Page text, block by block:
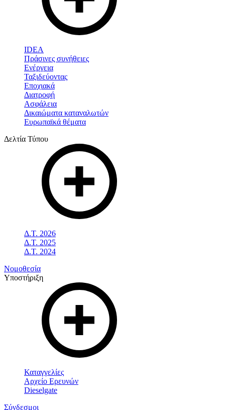
IDEA
Πράσινες συνήθειες
Ενέργεια
Ταξιδεύοντας
Εποχιακά
Διατροφή
Ασφάλεια
Δικαιώματα καταναλωτών
Ευρωπαϊκά θέματα
Δελτία Τύπου
Δ.Τ. 2026
Δ.Τ. 2025
Δ.Τ. 2024
Νομοθεσία
Υποστήριξη
Καταγγελίες
Αρχείο Ερευνών
Dieselgate
Σύνδεσμοι